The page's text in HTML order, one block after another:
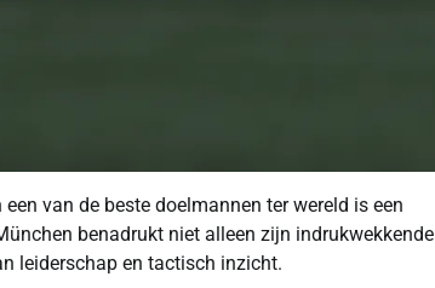
van de beste doelmannen ter wereld is een
benadrukt niet alleen zijn indrukwekkende
leiderschap en tactisch inzicht.